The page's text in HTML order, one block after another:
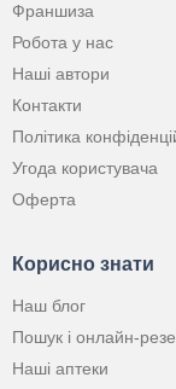
Франшиза
Робота у нас
Наші автори
Контакти
Політика
Угода користувача
Оферта
Корисно знати
Наш блог
Пошук і онлайн-
Наші аптеки